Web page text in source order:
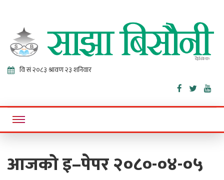
Sajha
Bisaunee
Online News Portal
आजको इ–पेपर २०८०-०४-०५